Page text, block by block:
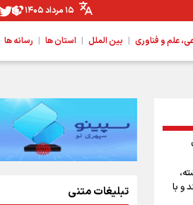
۱۵ مرداد ۱۴۰۵
علم و فناوری | بین الملل | استان ها | رسانه ها
و با
تبلیغات متنی